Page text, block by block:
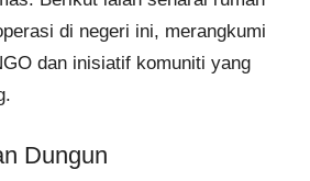
di negeri ini, merangkumi
dan inisiatif komuniti yang
Dungun